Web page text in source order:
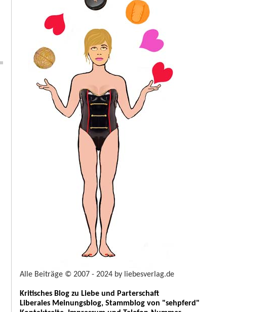
Alle Beiträge © 2007 - 2024 by liebesverlag.de
Kritisches Blog zu Liebe und Parterschaft
Liberales Meinungsblog, Stammblog von "sehpferd"